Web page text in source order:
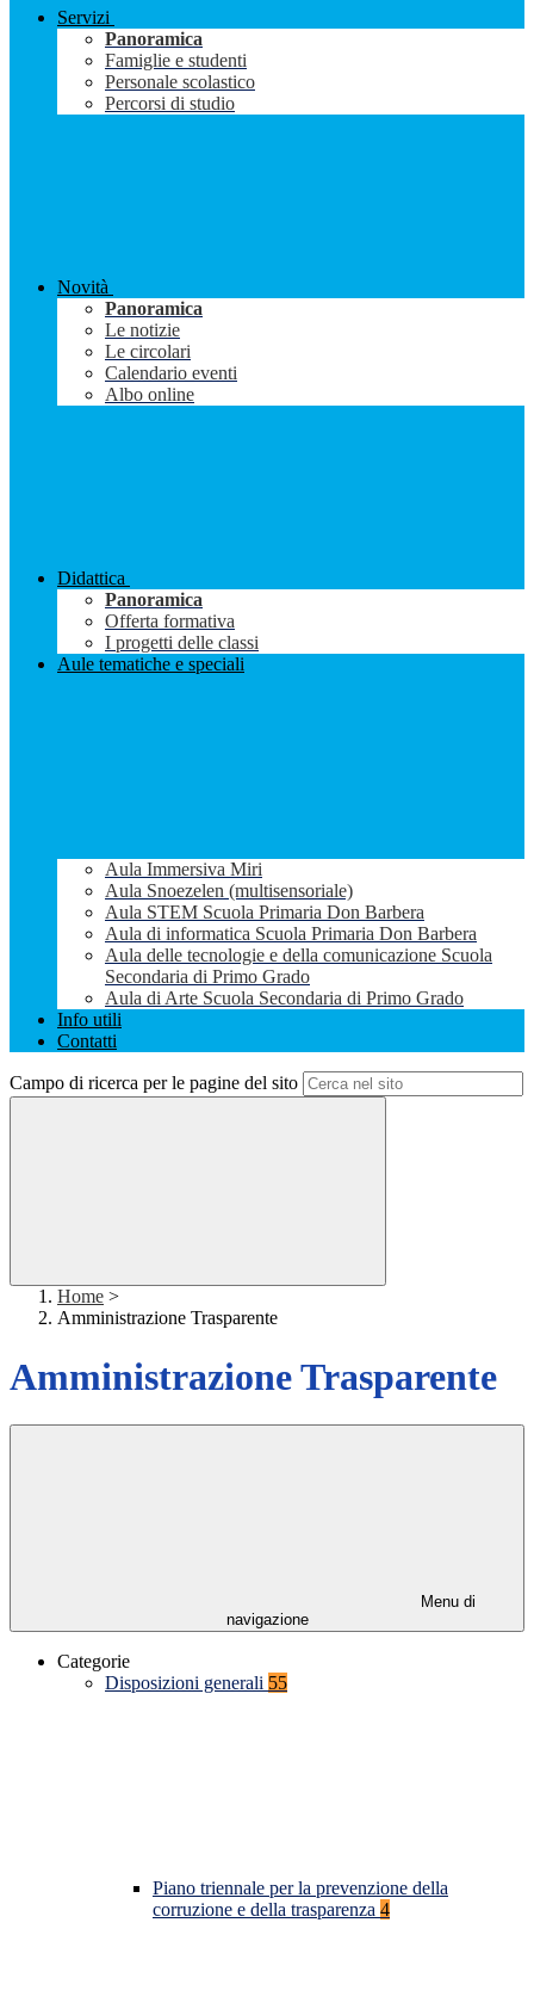
Servizi
Panoramica
Famiglie e studenti
Personale scolastico
Percorsi di studio
Novità
Panoramica
Le notizie
Le circolari
Calendario eventi
Albo online
Didattica
Panoramica
Offerta formativa
I progetti delle classi
Aule tematiche e speciali
Aula Immersiva Miri
Aula Snoezelen (multisensoriale)
Aula STEM Scuola Primaria Don Barbera
Aula di informatica Scuola Primaria Don Barbera
Aula delle tecnologie e della comunicazione Scuola
Secondaria di Primo Grado
Aula di Arte Scuola Secondaria di Primo Grado
Info utili
Contatti
Campo di ricerca per le pagine del sito
Home >
Amministrazione Trasparente
Amministrazione Trasparente
Menu di
navigazione
Categorie
Disposizioni generali 55
Piano triennale per la prevenzione della
corruzione e della trasparenza 4